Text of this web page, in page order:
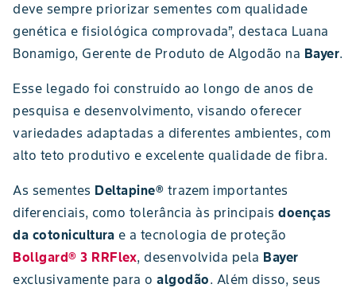
deve sempre priorizar sementes com qualidade
genética e fisiológica comprovada”, destaca Luana
Bonamigo, Gerente de Produto de Algodão na Bayer.
Esse legado foi construído ao longo de anos de
pesquisa e desenvolvimento, visando oferecer
variedades adaptadas a diferentes ambientes, com
alto teto produtivo e excelente qualidade de fibra.
As sementes Deltapine® trazem importantes
diferenciais, como tolerância às principais doenças
da cotonicultura e a tecnologia de proteção
Bollgard® 3 RRFlex, desenvolvida pela Bayer
exclusivamente para o algodão. Além disso, seus